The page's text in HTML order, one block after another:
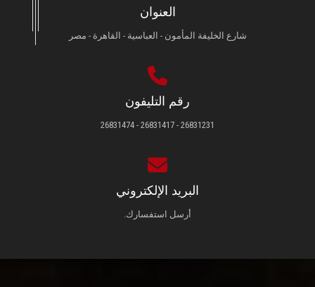
العنوان
شارع الخليفة المأمون - العباسية - القاهرة - مصر
رقم التليفون
26831231 - 26831417 - 26831474
البريد الإلكتروني
أرسل استفسارك.